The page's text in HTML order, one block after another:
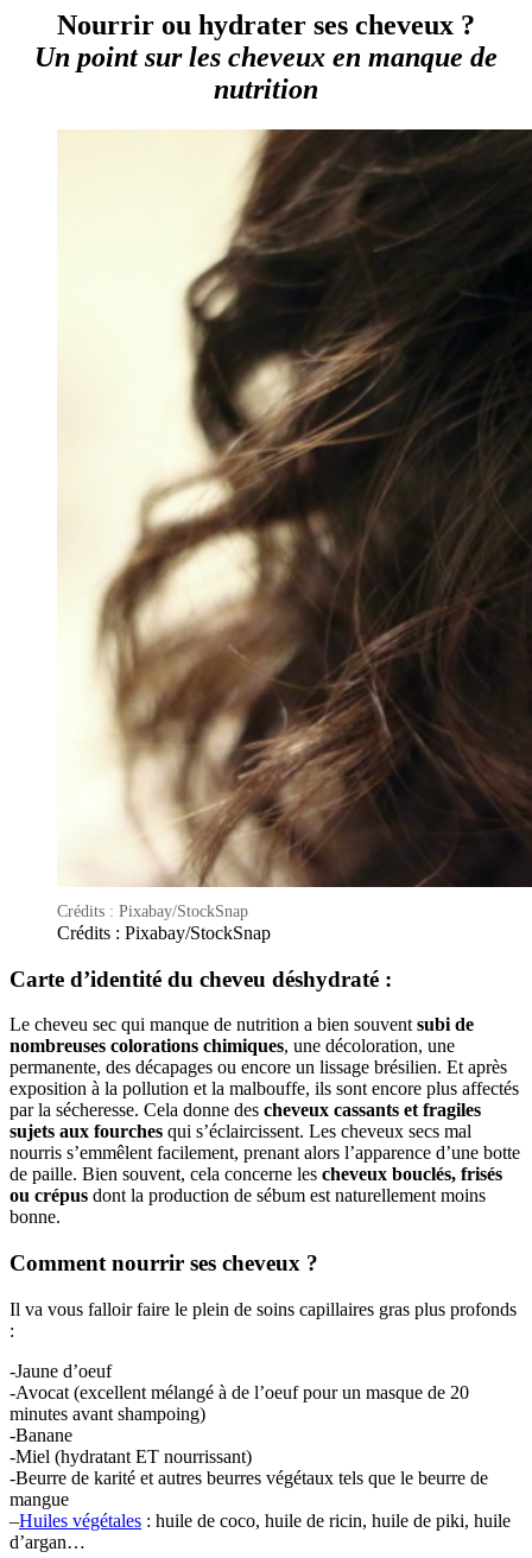
Nourrir ou hydrater ses cheveux ?
Un point sur les cheveux en manque de
nutrition
Crédits : Pixabay/StockSnap
Crédits : Pixabay/StockSnap
Carte d’identité du cheveu déshydraté :
Le cheveu sec qui manque de nutrition a bien souvent subi de
nombreuses colorations chimiques, une décoloration, une
permanente, des décapages ou encore un lissage brésilien. Et après
exposition à la pollution et la malbouffe, ils sont encore plus affectés
par la sécheresse. Cela donne des cheveux cassants et fragiles
sujets aux fourches qui s’éclaircissent. Les cheveux secs mal
nourris s’emmêlent facilement, prenant alors l’apparence d’une botte
de paille. Bien souvent, cela concerne les cheveux bouclés, frisés
ou crépus dont la production de sébum est naturellement moins
bonne.
Comment nourrir ses cheveux ?
Il va vous falloir faire le plein de soins capillaires gras plus profonds
:
-Jaune d’oeuf
-Avocat (excellent mélangé à de l’oeuf pour un masque de 20
minutes avant shampoing)
-Banane
-Miel (hydratant ET nourrissant)
-Beurre de karité et autres beurres végétaux tels que le beurre de
mangue
–Huiles végétales : huile de coco, huile de ricin, huile de piki, huile
d’argan…